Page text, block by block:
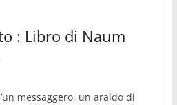
: Libro di Naum
messaggero, un araldo di